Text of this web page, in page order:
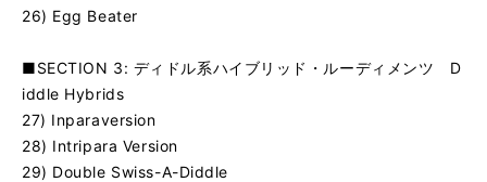
26) Egg Beater
■SECTION 3: ディドル系ハイブリッド・ルーディメンツ D
iddle Hybrids
27) Inparaversion
28) Intripara Version
29) Double Swiss-A-Diddle